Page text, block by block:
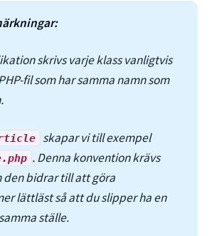
skrivs varje klass vanligtvis
fil som har samma namn som
skapar vi till exempel
. Denna konvention krävs
den bidrar till att göra
lättläst så att du slipper ha en
ställe.